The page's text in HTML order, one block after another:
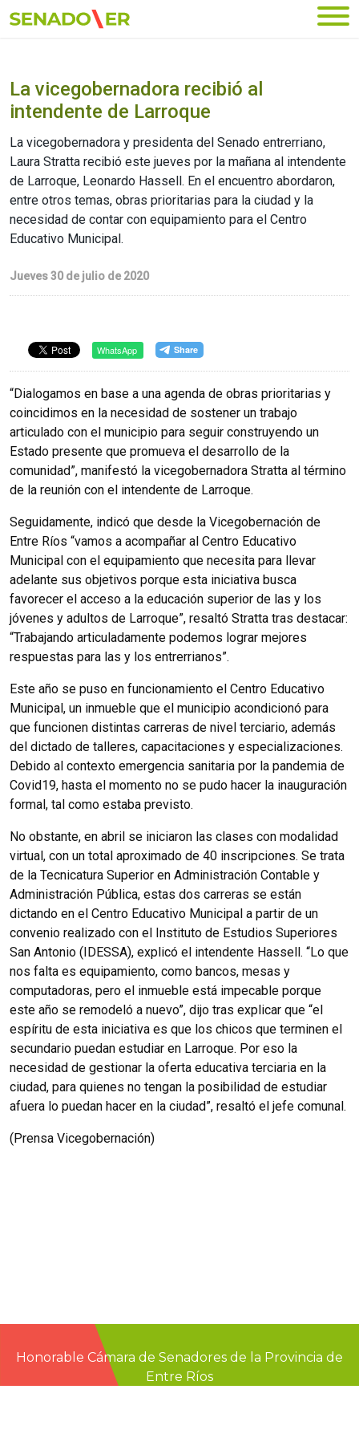
Ir al menú principal
La vicegobernadora recibió al
intendente de Larroque
La vicegobernadora y presidenta del Senado entrerriano,
Laura Stratta recibió este jueves por la mañana al intendente
de Larroque, Leonardo Hassell. En el encuentro abordaron,
entre otros temas, obras prioritarias para la ciudad y la
necesidad de contar con equipamiento para el Centro
Educativo Municipal.
Jueves 30 de julio de 2020
WhatsApp
“Dialogamos en base a una agenda de obras prioritarias y
coincidimos en la necesidad de sostener un trabajo
articulado con el municipio para seguir construyendo un
Estado presente que promueva el desarrollo de la
comunidad”, manifestó la vicegobernadora Stratta al término
de la reunión con el intendente de Larroque.
Seguidamente, indicó que desde la Vicegobernación de
Entre Ríos “vamos a acompañar al Centro Educativo
Municipal con el equipamiento que necesita para llevar
adelante sus objetivos porque esta iniciativa busca
favorecer el acceso a la educación superior de las y los
jóvenes y adultos de Larroque”, resaltó Stratta tras destacar:
“Trabajando articuladamente podemos lograr mejores
respuestas para las y los entrerrianos”.
Este año se puso en funcionamiento el Centro Educativo
Municipal, un inmueble que el municipio acondicionó para
que funcionen distintas carreras de nivel terciario, además
del dictado de talleres, capacitaciones y especializaciones.
Debido al contexto emergencia sanitaria por la pandemia de
Covid19, hasta el momento no se pudo hacer la inauguración
formal, tal como estaba previsto.
No obstante, en abril se iniciaron las clases con modalidad
virtual, con un total aproximado de 40 inscripciones. Se trata
de la Tecnicatura Superior en Administración Contable y
Administración Pública, estas dos carreras se están
dictando en el Centro Educativo Municipal a partir de un
convenio realizado con el Instituto de Estudios Superiores
San Antonio (IDESSA), explicó el intendente Hassell. “Lo que
nos falta es equipamiento, como bancos, mesas y
computadoras, pero el inmueble está impecable porque
este año se remodeló a nuevo”, dijo tras explicar que “el
espíritu de esta iniciativa es que los chicos que terminen el
secundario puedan estudiar en Larroque. Por eso la
necesidad de gestionar la oferta educativa terciaria en la
ciudad, para quienes no tengan la posibilidad de estudiar
afuera lo puedan hacer en la ciudad”, resaltó el jefe comunal.
(Prensa Vicegobernación)
Honorable Cámara de Senadores de la Provincia de
Entre Ríos